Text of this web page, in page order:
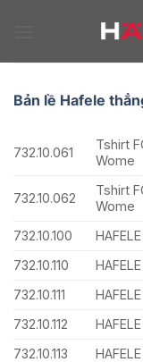
Bản lề Hafele
732.10.061
Tshirt
Wome
732.10.062
Tshirt
Wome
732.10.100
732.10.110
732.10.111
732.10.112
732.10.113